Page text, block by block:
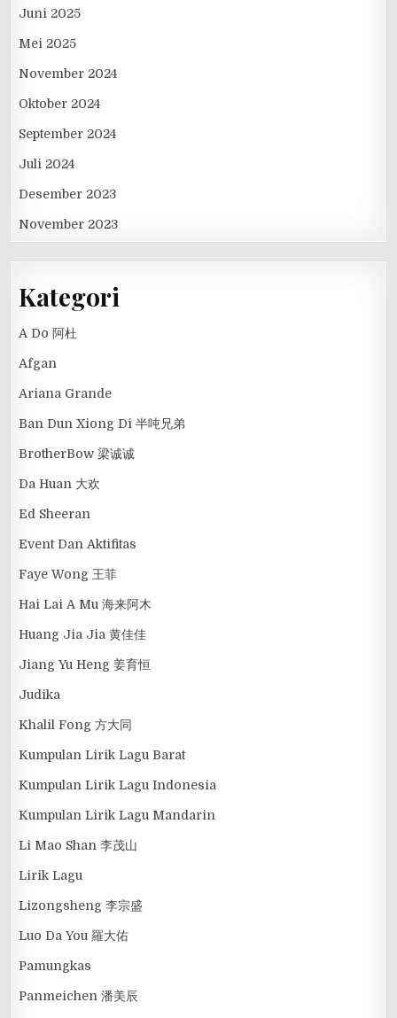
Juni 2025
Mei 2025
November 2024
Oktober 2024
September 2024
Juli 2024
Desember 2023
November 2023
Kategori
A Do 阿杜
Afgan
Ariana Grande
Ban Dun Xiong Di 半吨兄弟
BrotherBow 梁诚诚
Da Huan 大欢
Ed Sheeran
Event Dan Aktifitas
Faye Wong 王菲
Hai Lai A Mu 海来阿木
Huang Jia Jia 黄佳佳
Jiang Yu Heng 姜育恒
Judika
Khalil Fong 方大同
Kumpulan Lirik Lagu Barat
Kumpulan Lirik Lagu Indonesia
Kumpulan Lirik Lagu Mandarin
Li Mao Shan 李茂山
Lirik Lagu
Lizongsheng 李宗盛
Luo Da You 羅大佑
Pamungkas
Panmeichen 潘美辰